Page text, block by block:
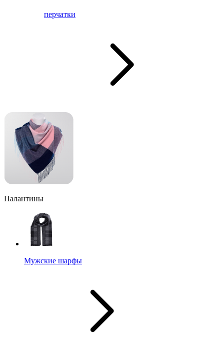
перчатки
Палантины
Мужские шарфы